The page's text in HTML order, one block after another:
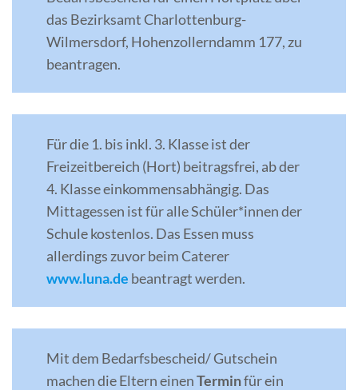
das Bezirksamt Charlottenburg-
Wilmersdorf, Hohenzollerndamm 177, zu
beantragen.
Für die 1. bis inkl. 3. Klasse ist der
Freizeitbereich (Hort) beitragsfrei, ab der
4. Klasse einkommensabhängig. Das
Mittagessen ist für alle Schüler*innen der
Schule kostenlos. Das Essen muss
allerdings zuvor beim Caterer
www.luna.de beantragt werden.
Mit dem Bedarfsbescheid/ Gutschein
machen die Eltern einenTerminfür ein